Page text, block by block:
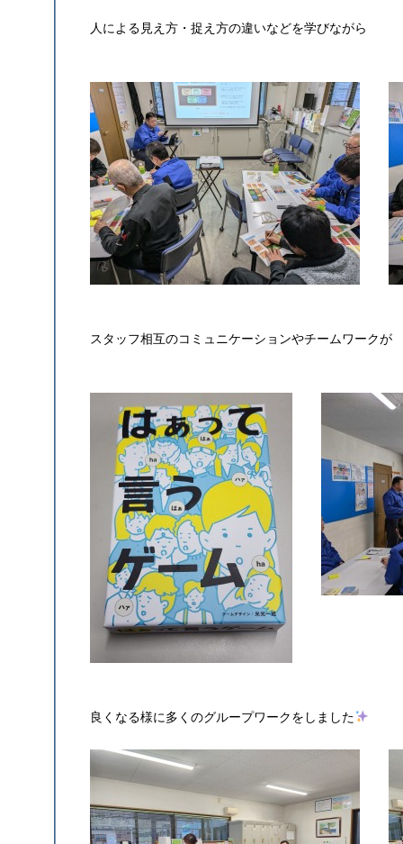
人による見え方・捉え方の違いなどを学びながら
スタッフ相互のコミュニケーションやチームワークが
良くなる様に多くのグループワークをしました